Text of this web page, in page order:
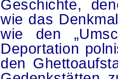
Geschichte,
wie das
wie den
Deportation
den